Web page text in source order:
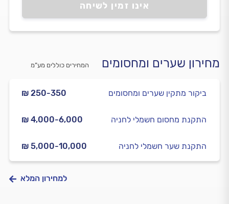
אינו זמין לשיחה
מחירון שערים ומחסומים המחירים כוללים מע”מ
₪ 250-350 ביקור מתקין שערים ומחסומים
₪ 4,000-6,000 התקנת מחסום חשמלי לחניה
₪ 5,000-10,000 התקנת שער חשמלי לחניה
למחירון המלא